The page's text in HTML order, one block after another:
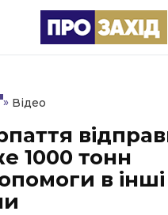
» Відео
1000 тонн
в інші